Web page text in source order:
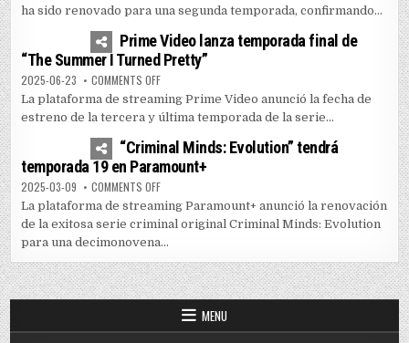
ha sido renovado para una segunda temporada, confirmando...
1 5170
Prime Video lanza temporada final de
“The Summer I Turned Pretty”
2025-06-23 COMMENTS OFFON PRIME VIDEO LANZA TEMPORADA FINAL DE “THE
La plataforma de streaming Prime Video anunció la fecha de
estreno de la tercera y última temporada de la serie...
0 3601
“Criminal Minds: Evolution” tendrá
temporada 19 en Paramount+
2025-03-09 COMMENTS OFFON “CRIMINAL MINDS: EVOLUTION” TENDRÁ
La plataforma de streaming Paramount+ anunció la renovación
de la exitosa serie criminal original Criminal Minds: Evolution
para una decimonovena...
MENU